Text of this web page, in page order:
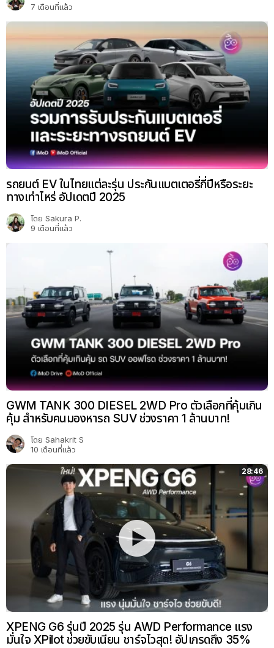
7 เดือนที่แล้ว
รถยนต์ EV ในไทยแต่ละรุ่น ประกันแบตเตอรี่กี่ปีหรือระยะ
ทางเท่าไหร่ อัปเดตปี 2025
โดย Sakura P.
9 เดือนที่แล้ว
GWM TANK 300 DIESEL 2WD Pro ตัวเลือกที่คุ้มเกิน
คุ้ม สำหรับคนมองหารถ SUV ช่วงราคา 1 ล้านบาท!
โดย Sahakrit S
10 เดือนที่แล้ว
28:46
XPENG G6 รุ่นปี 2025 รุ่น AWD Performance แรง
มั่นใจ XPilot ช่วยขับเนียน ชาร์จไวสุด! อัปเกรดถึง 35%